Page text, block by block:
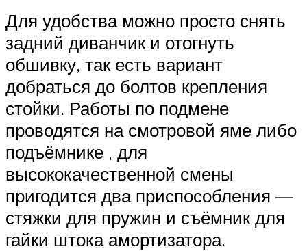
Для удобства можно просто снять
задний диванчик и отогнуть
обшивку, так есть вариант
добраться до болтов крепления
стойки. Работы по подмене
проводятся на смотровой яме либо
подъёмнике , для
высококачественной смены
пригодится два приспособления —
стяжки для пружин и съёмник для
гайки штока амортизатора.